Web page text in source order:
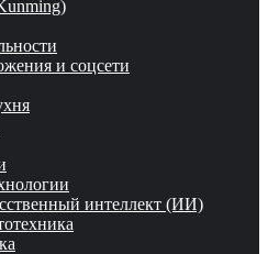
и соцсети
интеллект (ИИ)